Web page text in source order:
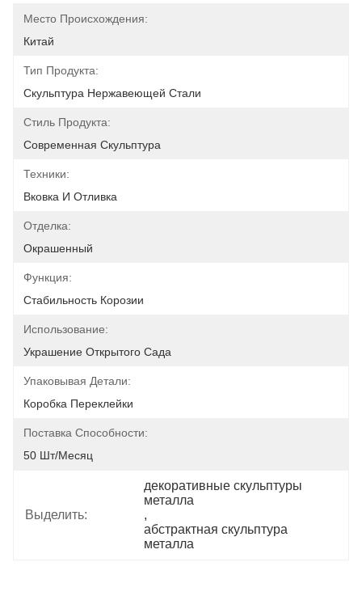
Место Происхождения:
Китай
Тип Продукта:
Скульптура Нержавеющей Стали
Стиль Продукта:
Современная Скульптура
Техники:
Вковка И Отливка
Отделка:
Окрашенный
Функция:
Стабильность Корозии
Использование:
Украшение Открытого Сада
Упаковывая Детали:
Коробка Переклейки
Поставка Способности:
50 Шт/месяц
Выделить:
декоративные скульптуры
металла
,
абстрактная скульптура
металла